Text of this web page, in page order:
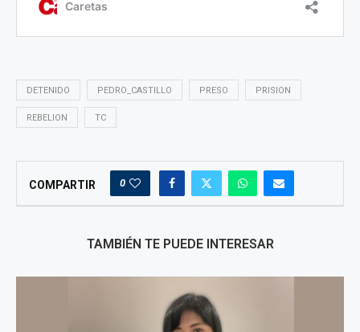
DETENIDO PEDRO_CASTILLO PRESO PRISION
REBELION TC
COMPARTIR 0
TAMBIÉN TE PUEDE INTERESAR